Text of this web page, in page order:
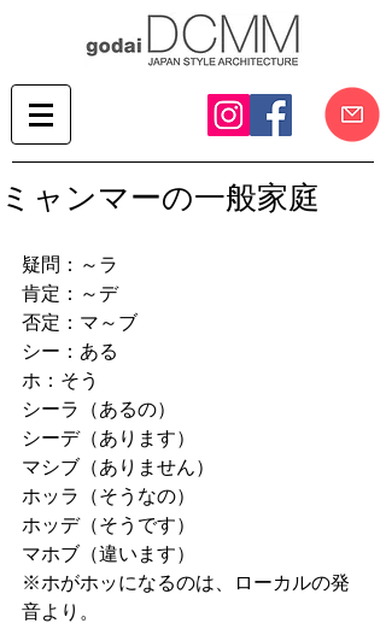
ミャンマーの一般家庭
疑問：～ラ
肯定：～デ
否定：マ～ブ
シー：ある
ホ：そう
シーラ（あるの）
シーデ（あります）
マシブ（ありません）
ホッラ（そうなの）
ホッデ（そうです）
マホブ（違います）
※ホがホッになるのは、ローカルの発
音より。